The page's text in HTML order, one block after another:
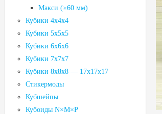
Макси (≥60 мм)
Кубики 4x4x4
Кубики 5х5х5
Кубики 6х6х6
Кубики 7х7х7
Кубики 8х8х8 — 17х17х17
Стикермоды
Кубшейпы
Кубоиды N×M×P